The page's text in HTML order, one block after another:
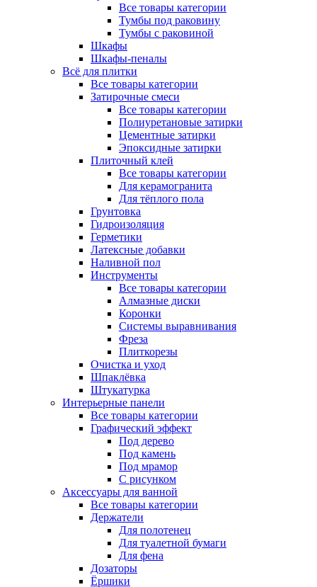
Все товары категории
Тумбы под раковину
Тумбы с раковиной
Шкафы
Шкафы-пеналы
Всё для плитки
Все товары категории
Затирочные смеси
Все товары категории
Полиуретановые затирки
Цементные затирки
Эпоксидные затирки
Плиточный клей
Все товары категории
Для керамогранита
Для тёплого пола
Грунтовка
Гидроизоляция
Герметики
Латексные добавки
Наливной пол
Инструменты
Все товары категории
Алмазные диски
Коронки
Системы выравнивания
Фреза
Плиткорезы
Очистка и уход
Шпаклёвка
Штукатурка
Интерьерные панели
Все товары категории
Графический эффект
Под дерево
Под камень
Под мрамор
С рисунком
Аксессуары для ванной
Все товары категории
Держатели
Для полотенец
Для туалетной бумаги
Для фена
Дозаторы
Ёршики